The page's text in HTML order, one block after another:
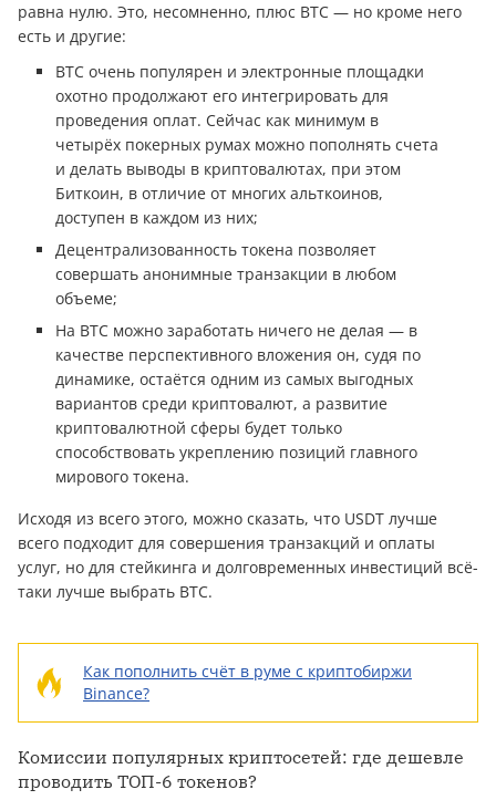
равна нулю. Это, несомненно, плюс BTC — но кроме него
есть и другие:
BTC очень популярен и электронные площадки
охотно продолжают его интегрировать для
проведения оплат. Сейчас как минимум в
четырёх покерных румах можно пополнять счета
и делать выводы в криптовалютах, при этом
Биткоин, в отличие от многих альткоинов,
доступен в каждом из них;
Децентрализованность токена позволяет
совершать анонимные транзакции в любом
объеме;
На BTC можно заработать ничего не делая — в
качестве перспективного вложения он, судя по
динамике, остаётся одним из самых выгодных
вариантов среди криптовалют, а развитие
криптовалютной сферы будет только
способствовать укреплению позиций главного
мирового токена.
Исходя из всего этого, можно сказать, что USDT лучше
всего подходит для совершения транзакций и оплаты
услуг, но для стейкинга и долговременных инвестиций всё-
таки лучше выбрать BTC.
Как пополнить счёт в руме с криптобиржи
Binance?
Комиссии популярных криптосетей: где дешевле
проводить ТОП-6 токенов?